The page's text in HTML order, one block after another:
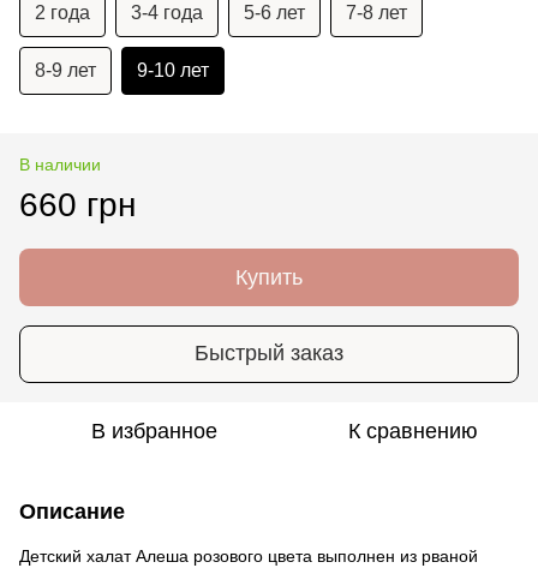
2 года 3-4 года 5-6 лет 7-8 лет
8-9 лет 9-10 лет
В наличии
660 грн
Купить
Быстрый заказ
В избранное К сравнению
Описание
Детский халат Алеша розового цвета выполнен из рваной